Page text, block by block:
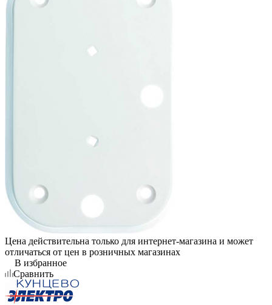
Цена действительна только для интернет-магазина и может
отличаться от цен в розничных магазинах
В избранное
Сравнить